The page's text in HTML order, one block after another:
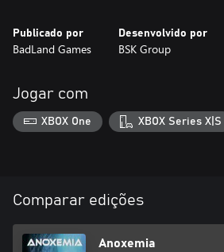
Publicado por
BadLand Games
Desenvolvido por
BSK Group
Jogar com
XBOX One XBOX Series X|S
Comparar edições
Anoxemia